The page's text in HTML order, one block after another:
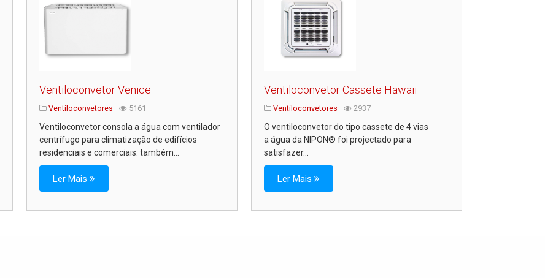
Ventiloconvetor Venice
Ventiloconvetores 5161
Ventiloconvetor consola a água com ventilador
centrífugo para climatização de edifícios
residenciais e comerciais. também...
Ler Mais
Ventiloconvetor Cassete Hawaii
Ventiloconvetores 2937
O ventiloconvetor do tipo cassete de 4 vias
a água da NIPON® foi projectado para
satisfazer...
Ler Mais